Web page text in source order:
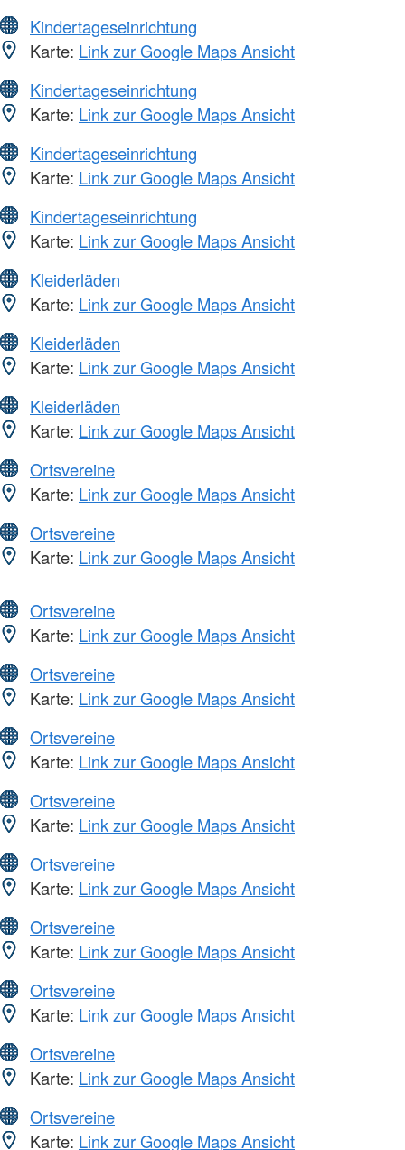
Kindertageseinrichtung
Karte: Link zur Google Maps Ansicht
Kindertageseinrichtung
Karte: Link zur Google Maps Ansicht
Kindertageseinrichtung
Karte: Link zur Google Maps Ansicht
Kindertageseinrichtung
Karte: Link zur Google Maps Ansicht
Kleiderläden
Karte: Link zur Google Maps Ansicht
Kleiderläden
Karte: Link zur Google Maps Ansicht
Kleiderläden
Karte: Link zur Google Maps Ansicht
Ortsvereine
Karte: Link zur Google Maps Ansicht
Ortsvereine
Karte: Link zur Google Maps Ansicht
Ortsvereine
Karte: Link zur Google Maps Ansicht
Ortsvereine
Karte: Link zur Google Maps Ansicht
Ortsvereine
Karte: Link zur Google Maps Ansicht
Ortsvereine
Karte: Link zur Google Maps Ansicht
Ortsvereine
Karte: Link zur Google Maps Ansicht
Ortsvereine
Karte: Link zur Google Maps Ansicht
Ortsvereine
Karte: Link zur Google Maps Ansicht
Ortsvereine
Karte: Link zur Google Maps Ansicht
Ortsvereine
Karte: Link zur Google Maps Ansicht